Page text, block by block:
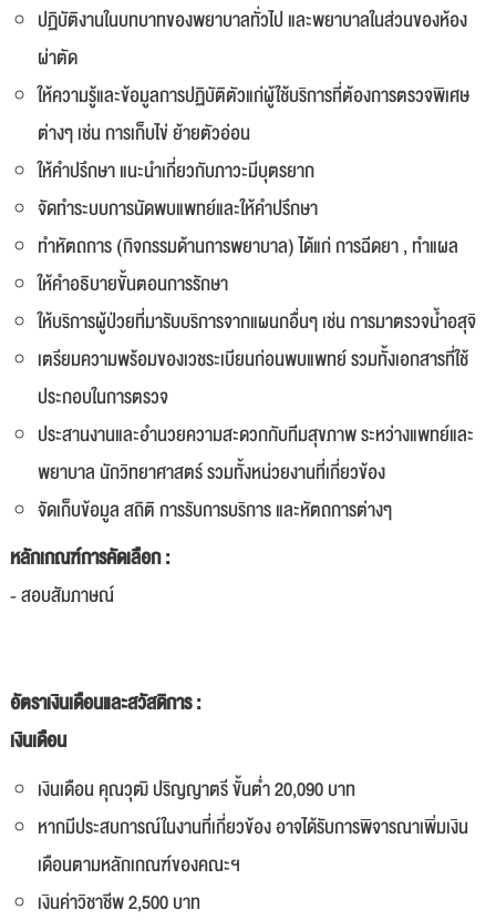
ปฏิบัติงานในบทบาทของพยาบาลทั่วไป และพยาบาลในส่วนของห้อง
ผ่าตัด
ให้ความรู้และข้อมูลการปฏิบัติตัวแก่ผู้ใช้บริการที่ต้องการตรวจพิเศษ
ต่างๆ เช่น การเก็บไข่ ย้ายตัวอ่อน
ให้คำปรึกษา แนะนำเกี่ยวกับภาวะมีบุตรยาก
จัดทำระบบการนัดพบแพทย์และให้คำปรึกษา
ทำหัตถการ (กิจกรรมด้านการพยาบาล) ได้แก่ การฉีดยา , ทำแผล
ให้คำอธิบายขั้นตอนการรักษา
ให้บริการผู้ป่วยที่มารับบริการจากแผนกอื่นๆ เช่น การมาตรวจน้ำอสุจิ
เตรียมความพร้อมของเวชระเบียนก่อนพบแพทย์ รวมทั้งเอกสารที่ใช้
ประกอบในการตรวจ
ประสานงานและอำนวยความสะดวกกับทีมสุขภาพ ระหว่างแพทย์และ
พยาบาล นักวิทยาศาสตร์ รวมทั้งหน่วยงานที่เกี่ยวข้อง
จัดเก็บข้อมูล สถิติ การรับการบริการ และหัตถการต่างๆ
หลักเกณฑ์การคัดเลือก :
- สอบสัมภาษณ์
อัตราเงินเดือนและสวัสดิการ :
เงินเดือน
เงินเดือน คุณวุฒิ ปริญญาตรี ขั้นต่ำ 20,090 บาท
หากมีประสบการณ์ในงานที่เกี่ยวข้อง อาจได้รับการพิจารณาเพิ่มเงิน
เดือนตามหลักเกณฑ์ของคณะฯ
เงินค่าวิชาชีพ 2,500 บาท